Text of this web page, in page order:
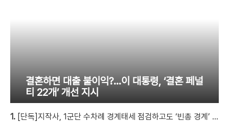
결혼하면 대출 불이익?…이 대통령, ‘결혼 페널
티 22개’ 개선 지시
1. [단독]지작사, 1군단 수차례 경계태세 점검하고도 ‘빈총 경계’ 몰랐다